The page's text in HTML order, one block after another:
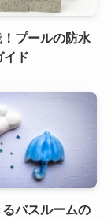
プールの防水
イド
バスルームの